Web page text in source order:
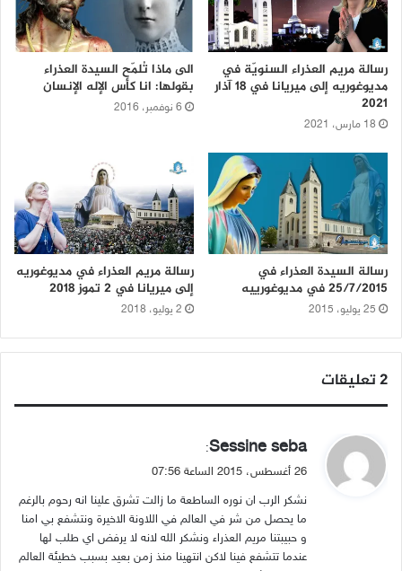
رسالة مريم العذراء السنويّة في
مديوغوريه إلى ميريانا في 18 آذار
2021
18 مارس، 2021
الى ماذا تُلمّح السيدة العذراء
بقولها: انا كأس الإله الإنسان
6 نوفمبر، 2016
رسالة السيدة العذراء في
25/7/2015 في مديوغورييه
25 يوليو، 2015
رسالة مريم العذراء في مديوغوريه
إلى ميريانا في 2 تموز 2018
2 يوليو، 2018
‫2 تعليقات
ي
ق
ل
Sessine seba
:
26 أغسطس، 2015 الساعة 07:56
نشكر الرب ان نوره الساطعة ما زالت تشرق علينا انه رحوم بالرغم
ما يحصل من شر في العالم في اللاونة الاخيرة ونتشفع بي امنا
و حبيبتنا مريم العذراء ونشكر الله لانه لا يرفض اي طلب لها
عندما تتشفع فينا لاكن انتهينا منذ زمن بعيد بسبب خطيئة العالم